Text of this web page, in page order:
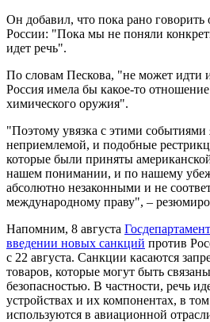
Он добавил, что пока рано говорить
России: "Пока мы не поняли
идет речь".
По словам Пескова, "не может идти
Россия имела бы какое-то
химического оружия".
"Поэтому увязка с этими событиями
неприемлемой, и подобные
которые были приняты
нашем понимании, и по нашему
абсолютно незаконными и не
международному праву", –
Напомним, 8 августа
введении новых санкций против
с 22 августа. Санкции касаются
товаров, которые могут быть
безопасностью. В частности, речь
устройствах и их компонентах, в
используются в авиационной